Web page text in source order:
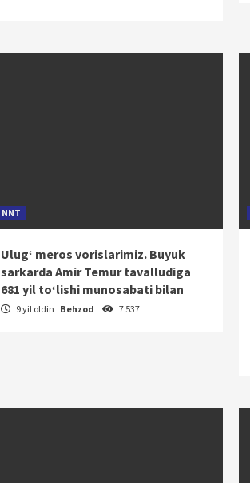
NNT
Ulug‘ meros vorislarimiz. Buyuk
sarkarda Amir Temur tavalludiga
681 yil to‘lishi munosabati bilan
9 yil oldin Behzod 7 537